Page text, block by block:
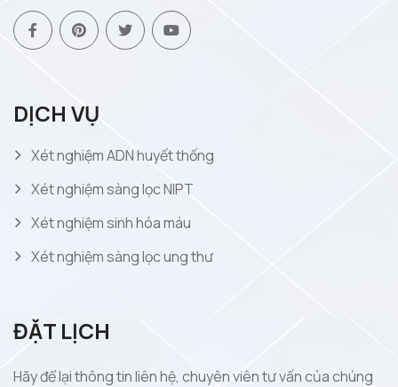
DỊCH VỤ
Xét nghiệm ADN huyết thống
Xét nghiệm sàng lọc NIPT
Xét nghiệm sinh hóa máu
Xét nghiệm sàng lọc ung thư
ĐẶT LỊCH
Hãy để lại thông tin liên hệ, chuyên viên tư vấn của chúng